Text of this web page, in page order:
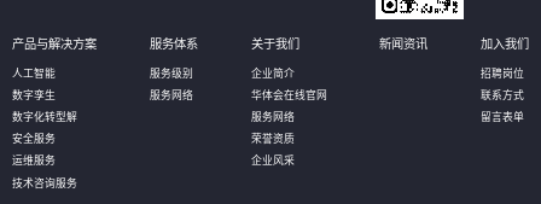
产品与解决方案
人工智能
数字孪生
数字化转型解
安全服务
运维服务
技术咨询服务
服务体系
服务级别
服务网络
关于我们
企业简介
华体会在线官网
服务网络
荣誉资质
企业风采
新闻资讯 加入我们
招聘岗位
联系方式
留言表单